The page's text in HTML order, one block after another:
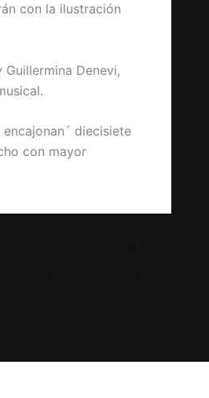
con la ilustración
Denevi,
diecisiete
con mayor